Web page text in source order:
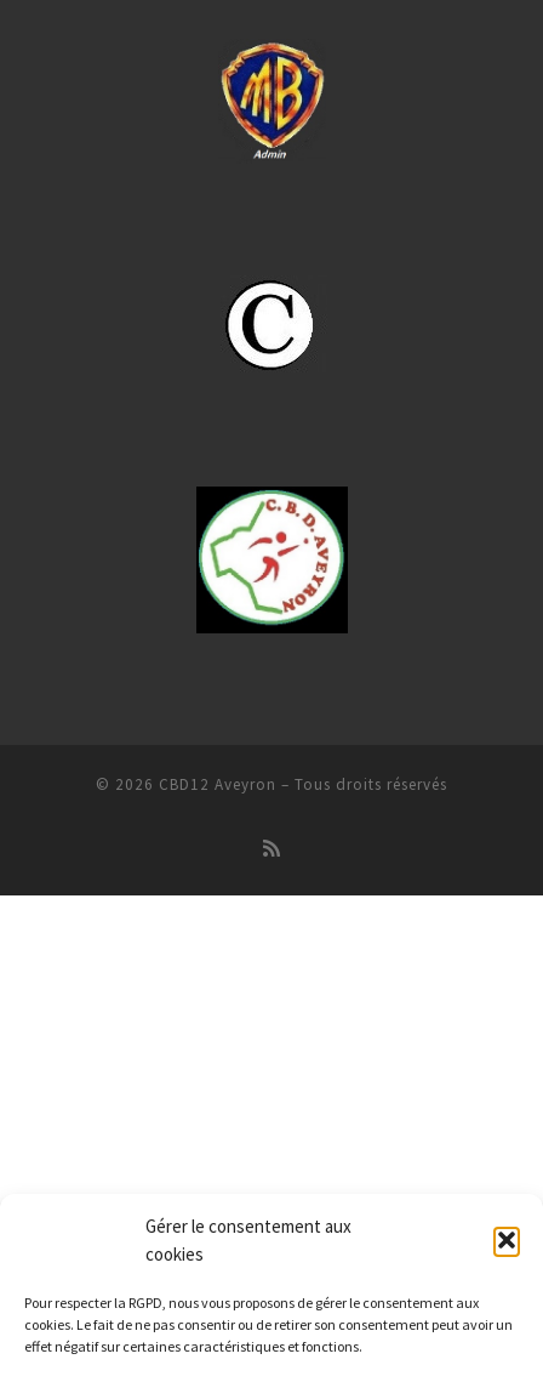
Gérer le consentement aux
cookies
Pour respecter la RGPD, nous vous proposons de gérer le consentement aux
cookies. Le fait de ne pas consentir ou de retirer son consentement peut avoir un
effet négatif sur certaines caractéristiques et fonctions.
© 2026 CBD12 Aveyron – Tous droits réservés